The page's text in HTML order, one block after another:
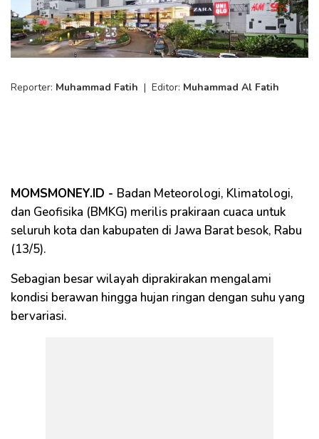
Reporter: Muhammad Fatih | Editor: Muhammad Al Fatih
MOMSMONEY.ID - Badan Meteorologi, Klimatologi,
dan Geofisika (BMKG) merilis prakiraan cuaca untuk
seluruh kota dan kabupaten di Jawa Barat besok, Rabu
(13/5).
Sebagian besar wilayah diprakirakan mengalami
kondisi berawan hingga hujan ringan dengan suhu yang
bervariasi.